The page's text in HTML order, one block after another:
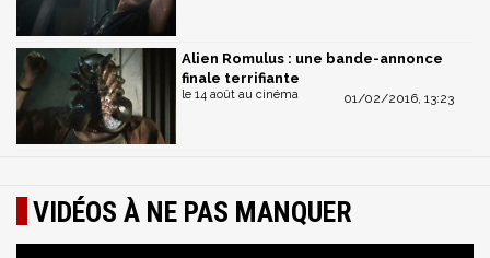
Alien Romulus : une bande-annonce
finale terrifiante
01/02/2016, 13:23
le 14 août au cinéma
VIDÉOS À NE PAS MANQUER